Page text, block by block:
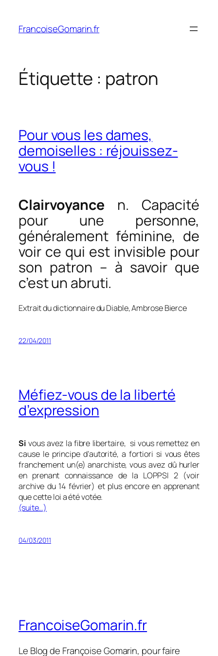
contenu
FrancoiseGomarin.fr
Étiquette : patron
Pour vous les dames,
demoiselles : réjouissez-
vous !
Clairvoyance n. Capacité
pour une personne,
généralement féminine, de
voir ce qui est invisible pour
son patron – à savoir que
c’est un abruti.
Extrait du dictionnaire du Diable, Ambrose Bierce
22/04/2011
Méfiez-vous de la liberté
d’expression
Sivous avez la fibre libertaire, si vous remettez en
cause le principe d’autorité, a fortiori si vous êtes
franchement un(e) anarchiste, vous avez dû hurler
en prenant connaissance de la LOPPSI 2 (voir
archive du 14 février) et plus encore en apprenant
que cette loi a été votée.
(suite…)
04/03/2011
FrancoiseGomarin.fr
Le Blog de Françoise Gomarin, pour faire